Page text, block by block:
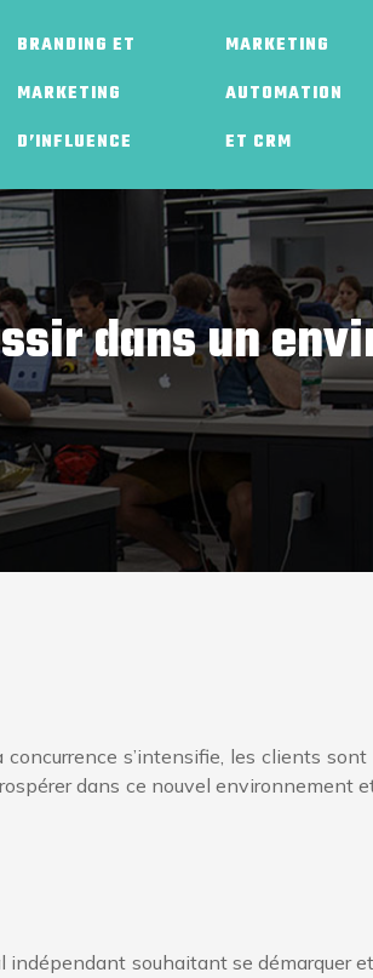
BRANDING ET
MARKETING
D’INFLUENCE
MARKETING
AUTOMATION
ET CRM
dans un
s’intensifie, les clients
dans ce nouvel environnement
souhaitant se démarquer